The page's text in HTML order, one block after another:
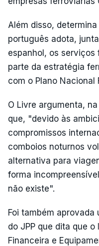
Além disso,
português adota,
espanhol, os
parte da estratégia
com o Plano Nacional
O Livre argumenta,
que, "devido às
compromissos
comboios noturnos
alternativa para
forma
não existe".
Foi também
do JPP que dita que
Financeira e